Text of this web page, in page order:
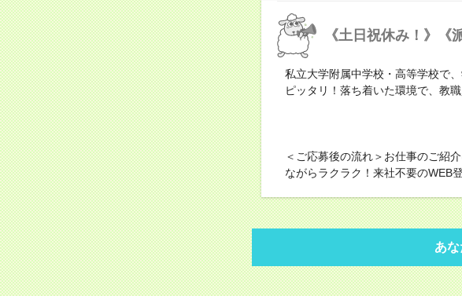
《土日祝休み！》《
私立大学附属中学校・高等学校で
ピッタリ！落ち着いた環境で、教
＜ご応募後の流れ＞お仕事のご紹
ながらラクラク！来社不要のWEB
あ